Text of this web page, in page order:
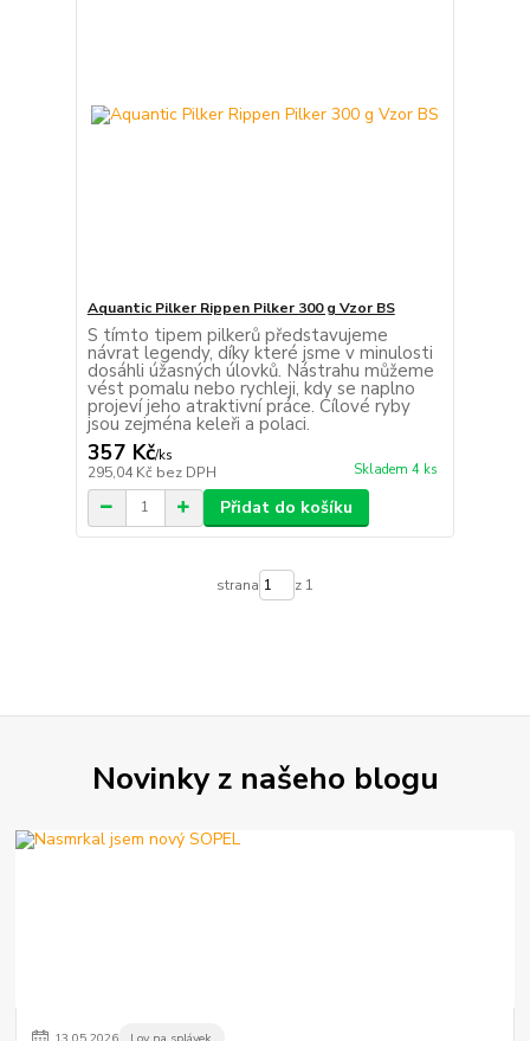
Aquantic Pilker Rippen Pilker 300 g Vzor BS
S tímto tipem pilkerů představujeme
návrat legendy, díky které jsme v minulosti
dosáhli úžasných úlovků. Nástrahu můžeme
vést pomalu nebo rychleji, kdy se naplno
projeví jeho atraktivní práce. Cílové ryby
jsou zejména keleři a polaci.
357 Kč/ks
295,04 Kč bez DPH Skladem 4 ks
Přidat do košíku
strana z 1
Novinky z našeho blogu